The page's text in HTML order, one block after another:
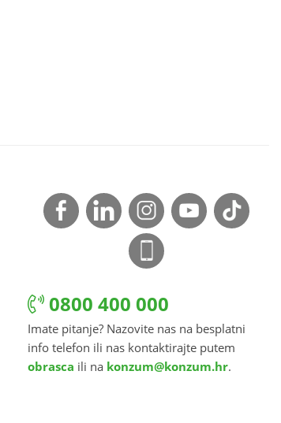
0800 400 000
Imate pitanje? Nazovite nas na besplatni
info telefon ili nas kontaktirajte putem
obrasca ili na konzum@konzum.hr.